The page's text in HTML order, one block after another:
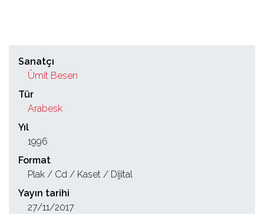
Sanatçı
Ümit Besen
Tür
Arabesk
Yıl
1996
Format
Plak / Cd / Kaset / Dijital
Yayın tarihi
27/11/2017